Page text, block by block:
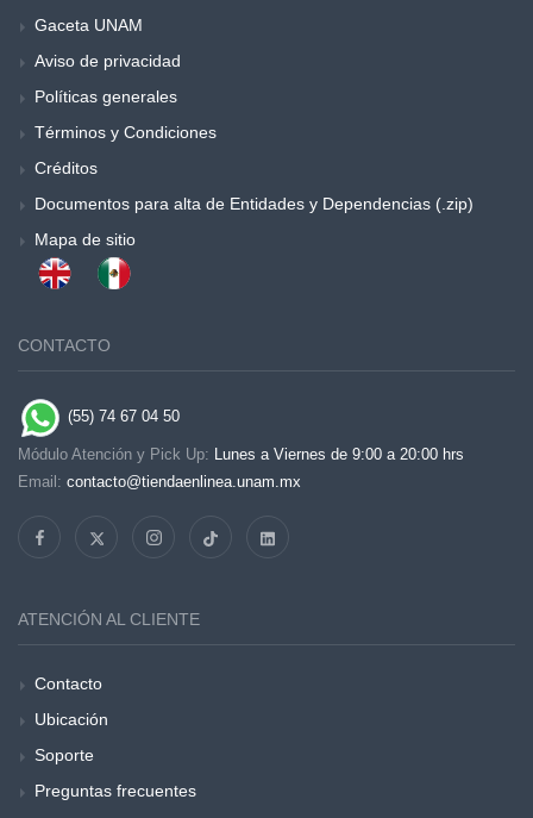
Gaceta UNAM
Aviso de privacidad
Políticas generales
Términos y Condiciones
Créditos
Documentos para alta de Entidades y Dependencias (.zip)
Mapa de sitio
CONTACTO
(55) 74 67 04 50
Módulo Atención y Pick Up: Lunes a Viernes de 9:00 a 20:00 hrs
Email: contacto@tiendaenlinea.unam.mx
ATENCIÓN AL CLIENTE
Contacto
Ubicación
Soporte
Preguntas frecuentes